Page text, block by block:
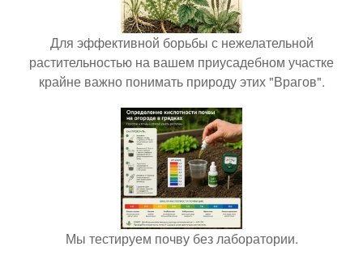
Для эффективной борьбы с нежелательной
растительностью на вашем приусадебном участке
крайне важно понимать природу этих "Врагов".
Мы тестируем почву без лаборатории.